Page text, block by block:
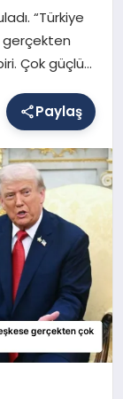
“Türkiye
gerçekten
Çok güçlü…
Paylaş